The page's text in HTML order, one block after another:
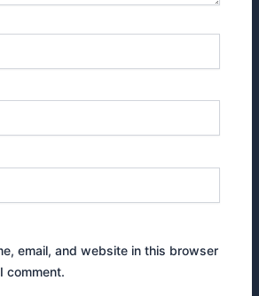
email, and website in this browser
comment.